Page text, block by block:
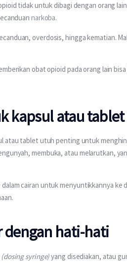
tidak untuk dibagi dengan orang
narkoba.
overdosis, hingga kematian.
obat opioid pada orang lain
kapsul atau
atau tablet utuh penting untuk
membuka, atau melarutkan,
cairan untuk menyuntikkannya ke
hati-hati
(dosing syringe) yang disediakan, atau